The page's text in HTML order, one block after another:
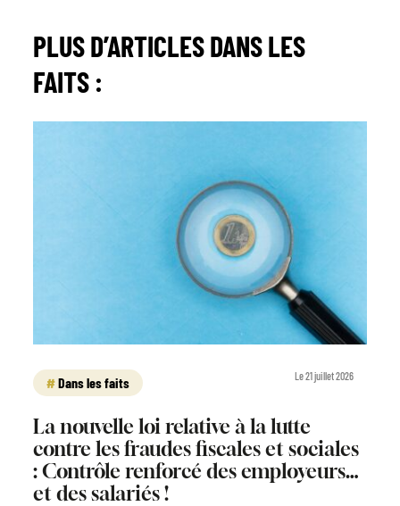
PLUS D’ARTICLESDANS LES
FAITS :
Dans les faits Le 21 juillet 2026
La nouvelle loi relative à la lutte
contre les fraudes fiscales et sociales
: Contrôle renforcé des employeurs…
et des salariés !